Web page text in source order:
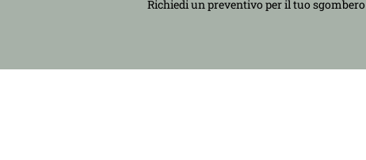
Richiedi un preventivo per il tuo sgombero